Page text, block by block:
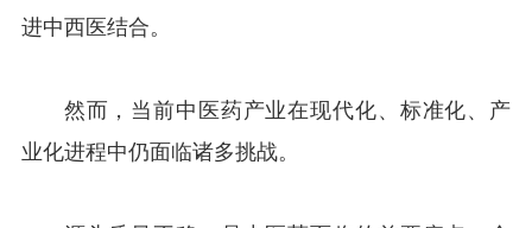
进中西医结合。
然而，当前中医药产业在现代化、标准化、产
业化进程中仍面临诸多挑战。